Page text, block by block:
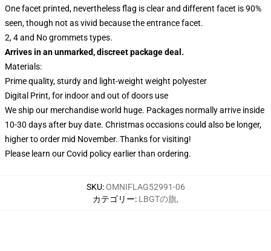
One facet printed, nevertheless flag is clear and different facet is 90%
seen, though not as vivid because the entrance facet.
2, 4 and No grommets types.
Arrives in an unmarked, discreet package deal.
Materials:
Prime quality, sturdy and light-weight weight polyester
Digital Print, for indoor and out of doors use
We ship our merchandise world huge. Packages normally arrive inside
10-30 days after buy date. Christmas occasions could also be longer,
higher to order mid November. Thanks for visiting!
Please learn our Covid policyearlier than ordering.
SKU:OMNIFLAG52991-06
カテゴリー: LBGTの旗,